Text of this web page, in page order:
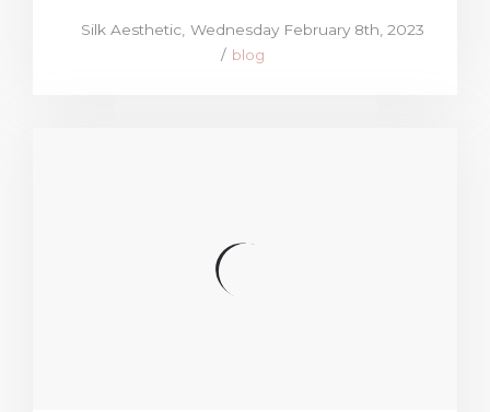
Silk Aesthetic Posted
Wednesday February 8th, 2023
Posted
blog